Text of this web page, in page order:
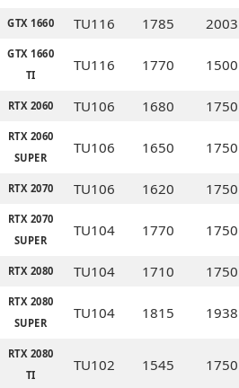
GTX 1660 TU116 1785 2003
GTX 1660
TI
TU116 1770 1500
RTX 2060 TU106 1680 1750
RTX 2060
SUPER
TU106 1650 1750
RTX 2070 TU106 1620 1750
RTX 2070
SUPER
TU104 1770 1750
RTX 2080 TU104 1710 1750
RTX 2080
SUPER
TU104 1815 1938
RTX 2080
TI
TU102 1545 1750